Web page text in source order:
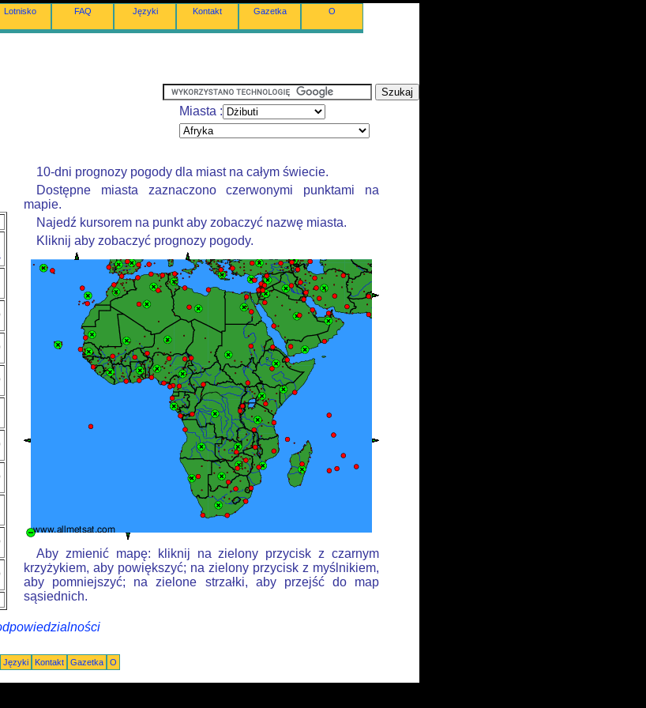
Lotnisko FAQ Języki Kontakt Gazetka O
Miasta :
10-dni prognozy pogody dla miast na całym świecie.
Dostępne miasta zaznaczono czerwonymi punktami na
mapie.
Najedź kursorem na punkt aby zobaczyć nazwę miasta.
Kliknij aby zobaczyć prognozy pogody.
Aby zmienić mapę: kliknij na zielony przycisk z czarnym
krzyżykiem, aby powiększyć; na zielony przycisk z myślnikiem,
aby pomniejszyć; na zielone strzałki, aby przejść do map
sąsiednich.
Języki Kontakt Gazetka O